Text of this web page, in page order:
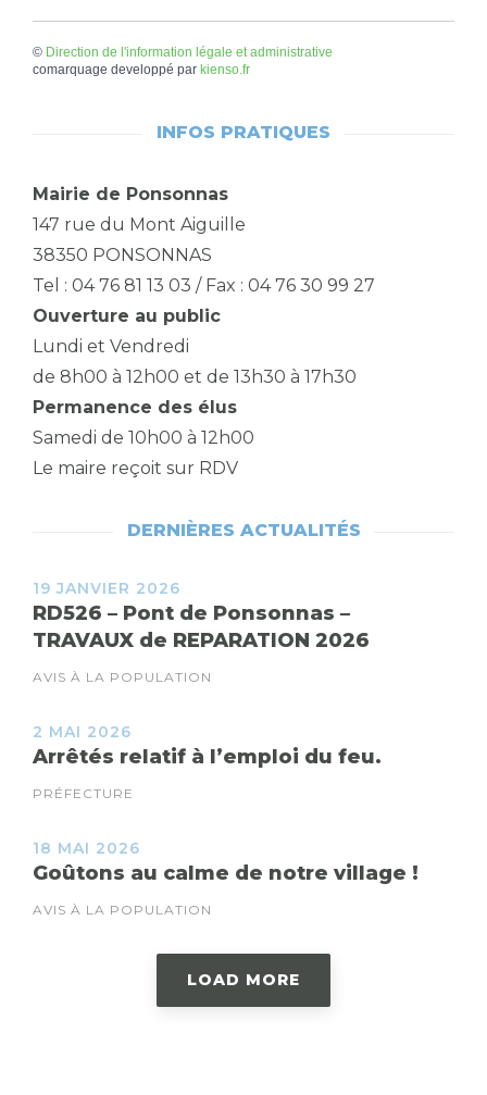
© Direction de l'information légale et administrative
comarquage developpé par kienso.fr
INFOS PRATIQUES
Mairie de Ponsonnas
147 rue du Mont Aiguille
38350 PONSONNAS
Tel : 04 76 81 13 03 / Fax : 04 76 30 99 27
Ouverture au public
Lundi et Vendredi
de 8h00 à 12h00 et de 13h30 à 17h30
Permanence des élus
Samedi de 10h00 à 12h00
Le maire reçoit sur RDV
DERNIÈRES ACTUALITÉS
19 JANVIER 2026
RD526 – Pont de Ponsonnas –
TRAVAUX de REPARATION 2026
AVIS À LA POPULATION
2 MAI 2026
Arrêtés relatif à l’emploi du feu.
PRÉFECTURE
18 MAI 2026
Goûtons au calme de notre village !
AVIS À LA POPULATION
LOAD MORE